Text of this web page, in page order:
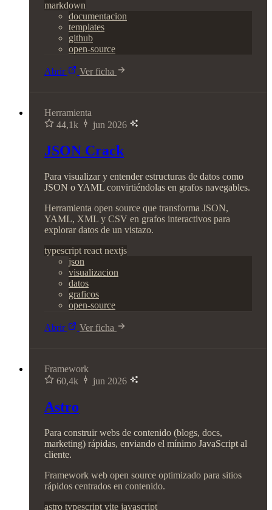
markdown
documentacion
templates
github
open-source
Abrir Ver ficha
Herramienta
44,1k
jun 2026
JSON Crack
Para visualizar y entender estructuras de datos como
JSON o YAML convirtiéndolas en grafos navegables.
Herramienta open source que transforma JSON,
YAML, XML y CSV en grafos interactivos para
explorar datos de un vistazo.
typescript react nextjs
json
visualizacion
datos
graficos
open-source
Abrir Ver ficha
Framework
60,4k
jun 2026
Astro
Para construir webs de contenido (blogs, docs,
marketing) rápidas, enviando el mínimo JavaScript al
cliente.
Framework web open source optimizado para sitios
rápidos centrados en contenido.
astro typescript vite javascript